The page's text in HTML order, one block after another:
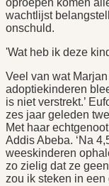
oproepen komen
wachtlijst
onschuld.
'Wat heb ik deze
Veel van wat
adoptiekinderen
is niet verstrekt.’
zes jaar geleden
Met haar
Addis Abeba. ‘Na
weeskinderen
zo zielig dat ze
zou ik steken in een